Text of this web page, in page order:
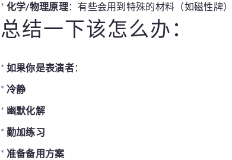
* 化学/物理原理：有些会用到特殊的材料（如磁性牌）
总结一下该怎么办：
* 如果你是表演者：
* 冷静
* 幽默化解
* 勤加练习
* 准备备用方案